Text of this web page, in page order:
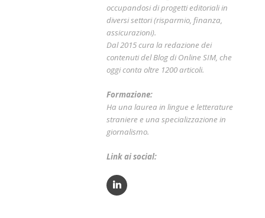
occupandosi di progetti editoriali in
diversi settori (risparmio, finanza,
assicurazioni).
Dal 2015 cura la redazione dei
contenuti del Blog di Online SIM, che
oggi conta oltre 1200 articoli.
Formazione:
Ha una laurea in lingue e letterature
straniere e una specializzazione in
giornalismo.
Link ai social: